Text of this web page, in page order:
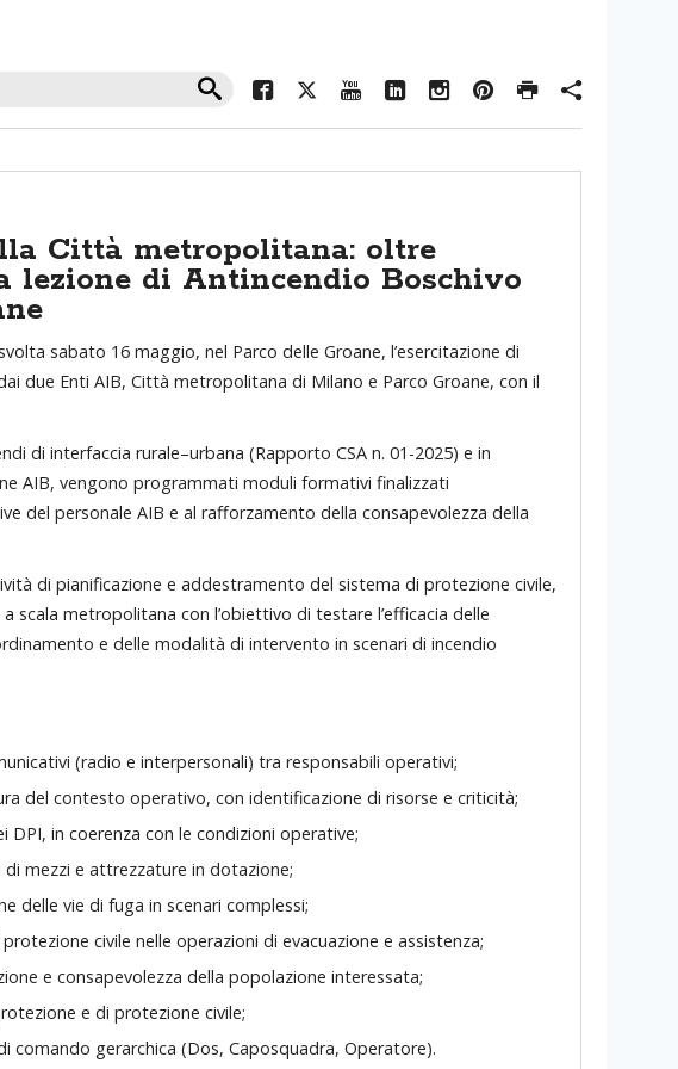
Città metropolitana: oltre
lezione di Antincendio Boschivo
sabato 16 maggio, nel Parco delle Groane, l’esercitazione di
due Enti AIB, Città metropolitana di Milano e Parco Groane, con il
di interfaccia rurale–urbana (Rapporto CSA n. 01-2025) e in
AIB, vengono programmati moduli formativi finalizzati
del personale AIB e al rafforzamento della consapevolezza della
di pianificazione e addestramento del sistema di protezione civile,
metropolitana con l’obiettivo di testare l’efficacia delle
e delle modalità di intervento in scenari di incendio
(radio e interpersonali) tra responsabili operativi;
del contesto operativo, con identificazione di risorse e criticità;
in coerenza con le condizioni operative;
mezzi e attrezzature in dotazione;
delle vie di fuga in scenari complessi;
civile nelle operazioni di evacuazione e assistenza;
e consapevolezza della popolazione interessata;
e di protezione civile;
comando gerarchica (Dos, Caposquadra, Operatore).